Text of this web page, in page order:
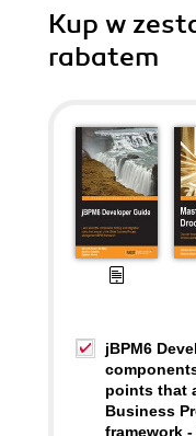
Kup w
rabatem
jBPM6
points that
Business
framework